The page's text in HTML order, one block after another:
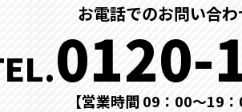
お電話でのお問い合
0120-
【営業時間 09：00～19